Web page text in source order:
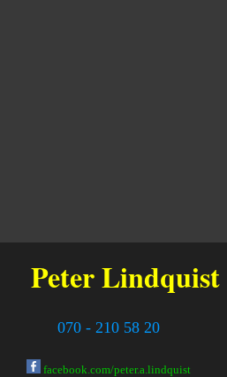
Peter Lindquist
070 - 210 58 20
facebook.com/peter.a.lindquist